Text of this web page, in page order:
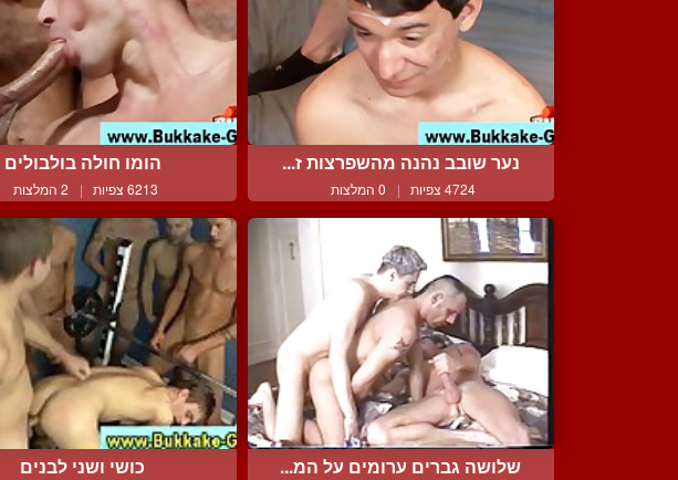
נער שובב נהנה מהשפרצות ז...
4724 צפיות | 0 המלצות
הומו חולה בולבולים
6213 צפיות | 2 המלצות
שלושה גברים ערומים על המ... כושי ושני לבנים